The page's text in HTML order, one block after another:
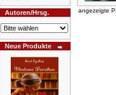
Autoren/Hrsg.
Neue Produkte
angezeigte